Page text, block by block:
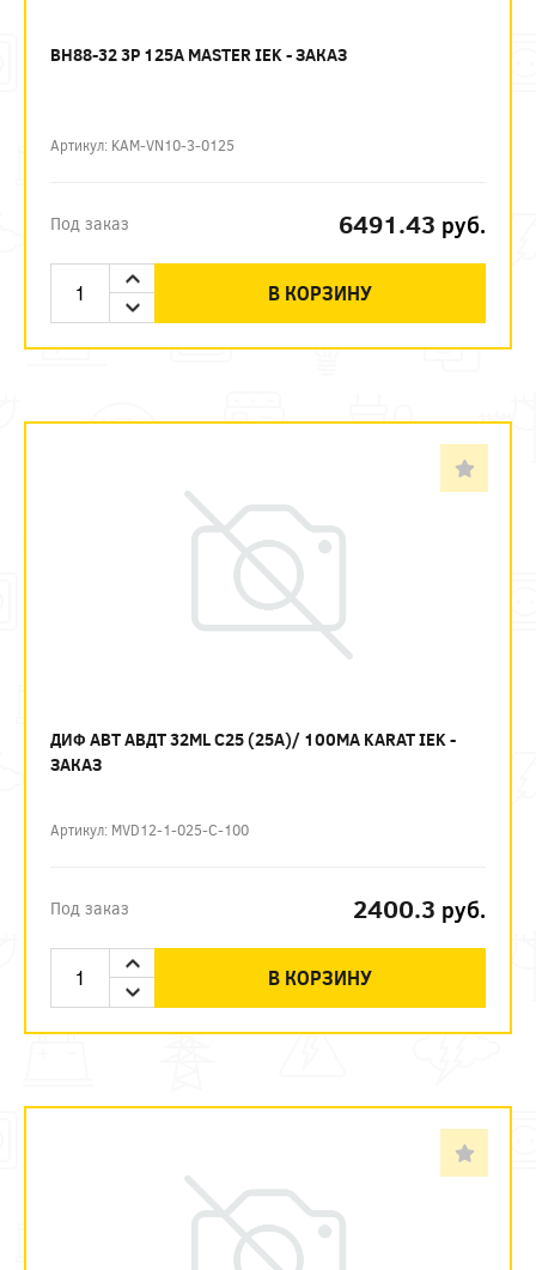
ВН88-32 3P 125А MASTER IEK - ЗАКАЗ
Артикул: KAM-VN10-3-0125
Под заказ 6491.43 руб.
В КОРЗИНУ
ДИФ АВТ АВДТ 32ML C25 (25А)/ 100МА KARAT IEK -
ЗАКАЗ
Артикул: MVD12-1-025-C-100
Под заказ 2400.3 руб.
В КОРЗИНУ